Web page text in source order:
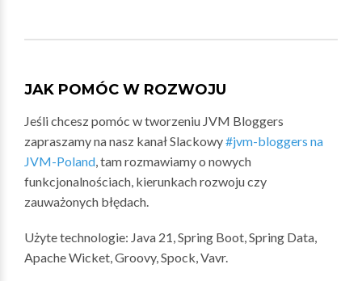
JAK POMÓC W ROZWOJU
Jeśli chcesz pomóc w tworzeniu JVM Bloggers
zapraszamy na nasz kanał Slackowy#jvm-bloggers na
JVM-Poland, tam rozmawiamy o nowych
funkcjonalnościach, kierunkach rozwoju czy
zauważonych błędach.
Użyte technologie: Java 21, Spring Boot, Spring Data,
Apache Wicket, Groovy, Spock, Vavr.